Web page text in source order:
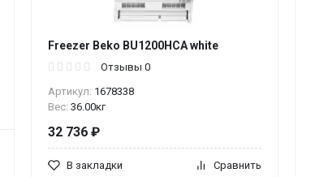
Freezer Beko BU1200HCA white
Отзывы 0
Артикул: 1678338
Вес: 36.00кг
32 736 ₽
В закладки Сравнить